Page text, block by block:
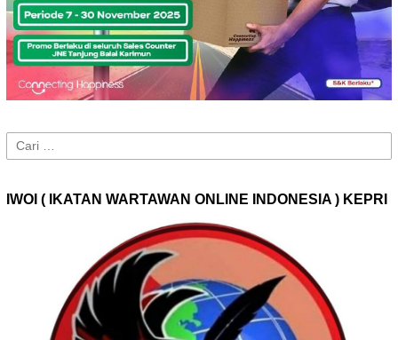
Cari
untuk:
IWOI ( IKATAN WARTAWAN ONLINE INDONESIA ) KEPRI